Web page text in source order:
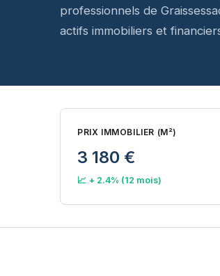
professionnels de
actifs immobiliers et
PRIX IMMOBILIER (M²)
3 180 €
📈 + 2.4% (12 mois)